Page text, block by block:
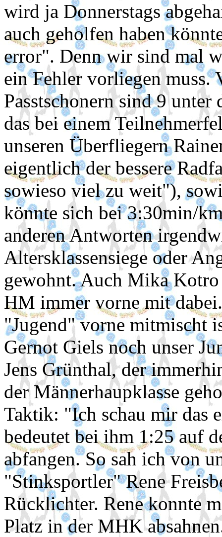
wird ja Donnerstags
auch geholfen haben
error". Denn wir sind mal
ein Fehler vorliegen muss.
Passtschonern sind 9 unter
das bei einem
unseren Überfliegern
eigentlich der bessere
sowieso viel zu weit"),
könnte sich bei 3:30min/
anderen Antworten
Altersklassensiege oder
gewohnt. Auch Mika
HM immer vorne mit
"Jugend" vorne mitmischt
Gernot Giels noch unser
Jens Grünthal, der
der Männerhaupklasse
Taktik: "Ich schau mir das
bedeutet bei ihm 1:25 auf
abfangen. So sah ich von
"Stinksportler" Rene
Rücklichter. Rene konnte
Platz in der MHK